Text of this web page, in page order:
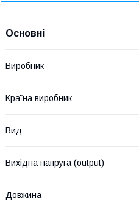
Основні
Виробник
Країна виробник
Вид
Вихідна напруга (output)
Довжина